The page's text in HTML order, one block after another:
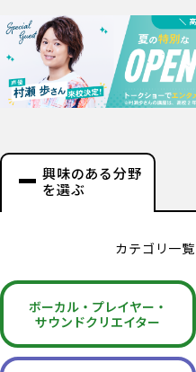
興味のある分野
を選ぶ
カテゴリ一覧
ボーカル・ プレイヤー・
サウンドクリエイター